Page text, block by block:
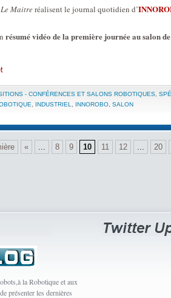
Maitreréalisent le journal quotidien d’
résumé vidéo de la première journée au salon
- CONFÉRENCES ET SALONS ROBOTIQUES
INDUSTRIEL INNOROBO SALON
« ... 8 9 10 11 12 ...
20
la Robotique et aux
présenter les dernières